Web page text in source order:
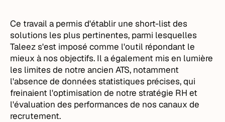
Ce travail a permis d'établir une short-list des
solutions les plus pertinentes, parmi lesquelles
Taleez s'est imposé comme l'outil répondant le
mieux à nos objectifs. Il a également mis en lumière
les limites de notre ancien ATS, notamment
l'absence de données statistiques précises, qui
freinaient l'optimisation de notre stratégie RH et
l'évaluation des performances de nos canaux de
recrutement.